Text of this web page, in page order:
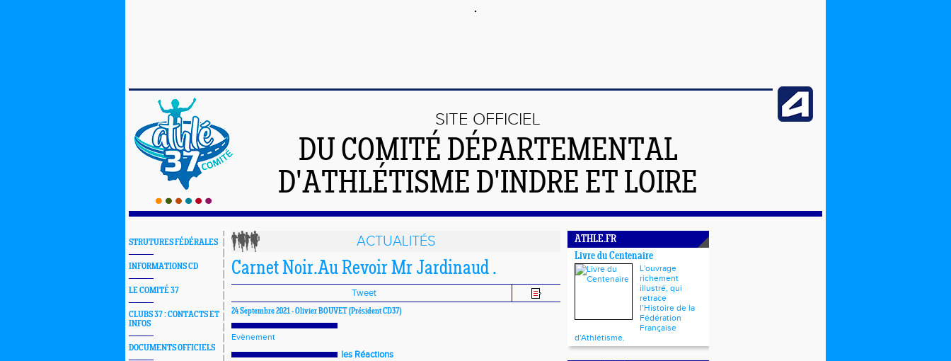
SITE OFFICIEL
DU COMITÉ DÉPARTEMENTAL
D'ATHLÉTISME D'INDRE ET LOIRE
STRUTURES FÉDÉRALES
INFORMATIONS CD
LE COMITÉ 37
CLUBS 37 : CONTACTS ET
INFOS
DOCUMENTS OFFICIELS
ACTUALITÉS
Carnet Noir.Au Revoir Mr Jardinaud .
Tweet
24 Septembre 2021 -Olivier BOUVET(Président CD37)
Evènement
les Réactions
ATHLE.FR
Livre du Centenaire
L'ouvrage
richement
illustré, qui
retrace
l’Histoire de la
Fédération
Française
d'Athlétisme.